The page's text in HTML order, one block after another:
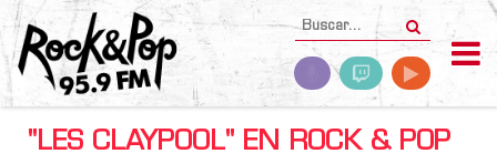
"LES CLAYPOOL" EN ROCK & POP